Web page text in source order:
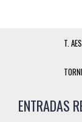
T.
ENTRADAS